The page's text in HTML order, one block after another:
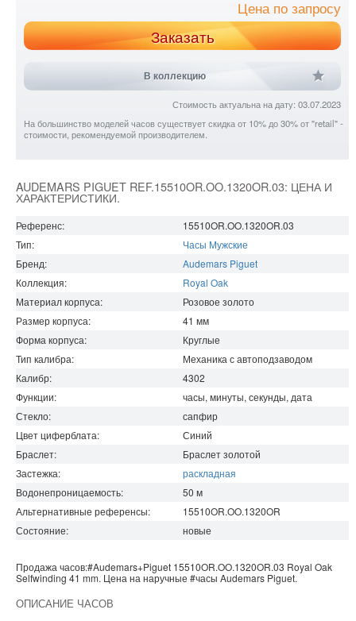
Цена по запросу
Заказать
В коллекцию
Стоимость актуальна на дату: 03.07.2023
На большинство моделей часов существует скидка от 10% до 30% от "retail" -
стоимости, рекомендуемой производителем.
AUDEMARS PIGUET REF.15510OR.OO.1320OR.03: ЦЕНА И
ХАРАКТЕРИСТИКИ.
Референс:
15510OR.OO.1320OR.03
Тип:
Часы Мужские
Бренд:
Audemars Piguet
Коллекция:
Royal Oak
Материал корпуса:
Розовое золото
Размер корпуса:
41 мм
Форма корпуса:
Круглые
Тип калибра:
Механика с автоподзаводом
Калибр:
4302
Функции:
часы, минуты, секунды, дата
Стекло:
сапфир
Цвет циферблата:
Синий
Браслет:
Браслет золотой
Застежка:
раскладная
Водонепроницаемость: 50 м
Альтернативные референсы:
15510OR.OO.1320OR
Состояние:
новые
Продажа часов:#Audemars+Piguet 15510OR.OO.1320OR.03 Royal Oak
Selfwinding 41 mm. Цена на наручные #часы Audemars Piguet.
ОПИСАНИЕ ЧАСОВ